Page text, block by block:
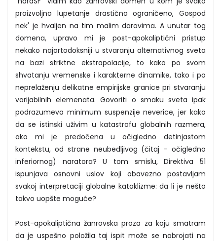
proizvoljno lupetanje drastično ograničeno, Gospod
nek' je hvaljen na tim malim darovima. A unutar tog
domena, upravo mi je post-apokaliptični pristup
nekako najortodoksniji u stvaranju alternativnog sveta
na bazi striktne ekstrapolacije, to kako po svom
shvatanju vremenske i karakterne dinamike, tako i po
neprelaženju delikatne empirijske granice pri stvaranju
varijabilnih elemenata. Govoriti o smaku sveta ipak
podrazumeva minimum suspenzije neverice, jer kako
da se istinski uživim u katastrofu globalnih razmera,
ako mi je predočena u očigledno detinjastom
kontekstu, od strane neubedljivog (čitaj – očigledno
inferiornog) naratora? U tom smislu, Direktiva 51
ispunjava osnovni uslov koji obavezno postavljam
svakoj interpretaciji globalne kataklizme: da li je nešto
takvo uopšte moguće?
Post-apokaliptična žanrovska proza za koju smatram
da je uspešno položila taj ispit može se nabrojati na